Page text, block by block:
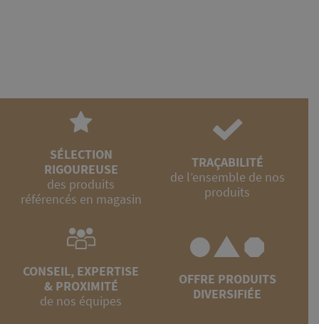
SÉLECTION
RIGOUREUSE
des produits
référencés en magasin
TRAÇABILITÉ
de l’ensemble de nos
produits
CONSEIL, EXPERTISE
& PROXIMITÉ
de nos équipes
OFFRE PRODUITS
DIVERSIFIÉE